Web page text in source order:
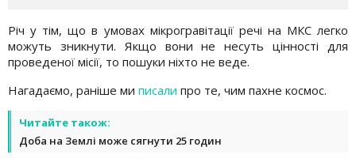
Річ у тім, що в умовах мікрогравітації речі на МКС легко
можуть зникнути. Якщо вони не несуть цінності для
проведеної місії, то пошуки ніхто не веде.
Нагадаємо, раніше ми писали про те, чим пахне космос.
Читайте також:
Доба на Землі може сягнути 25 годин